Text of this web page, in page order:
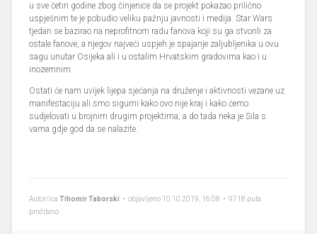
u sve četiri godine zbog činjenice da se projekt pokazao prilično
uspješnim te je pobudio veliku pažnju javnosti i medija. Star Wars
tjedan se bazirao na neprofitnom radu fanova koji su ga stvorili za
ostale fanove, a njegov najveći uspjeh je spajanje zaljubljenika u ovu
sagu unutar Osijeka ali i u ostalim Hrvatskim gradovima kao i u
inozemnim.
Ostati će nam uvijek lijepa sjećanja na druženje i aktivnosti vezane uz
manifestaciju ali smo sigurni kako ovo nije kraj i kako ćemo
sudjelovati u brojnim drugim projektima, a do tada neka je Sila s
vama gdje god da se nalazite.
Autor/icaTihomir Taborski • objavljeno 10.10.2019, 16:08 • 9718 puta
pročitano